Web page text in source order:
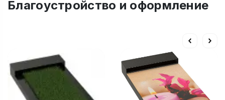
Благоустройство и оформление